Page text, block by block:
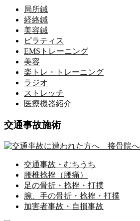
局所鍼
経絡鍼
美容鍼
ピラティス
EMSトレーニング
美容
楽トレ・トレーニング
ラジオ
ストレッチ
医療機器紹介
交通事故施術
交通事故・むちうち
腰椎捻挫（腰痛）
足の骨折・捻挫・打撲
腕、手の骨折・捻挫・打撲
加害者事故・自損事故